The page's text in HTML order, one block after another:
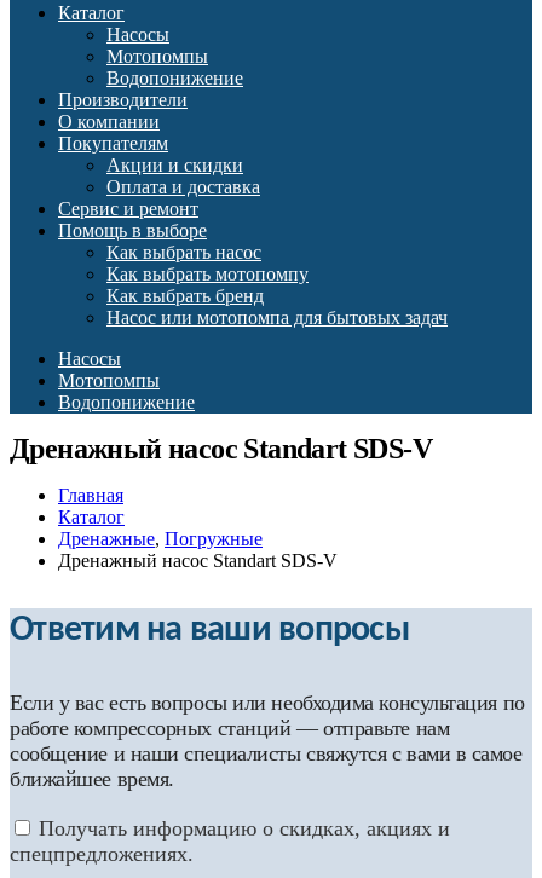
Каталог
Насосы
Мотопомпы
Водопонижение
Производители
О компании
Покупателям
Акции и скидки
Оплата и доставка
Сервис и ремонт
Помощь в выборе
Как выбрать насос
Как выбрать мотопомпу
Как выбрать бренд
Насос или мотопомпа для бытовых задач
Насосы
Мотопомпы
Водопонижение
Дренажный насос Standart SDS-V
Главная
Каталог
Дренажные, Погружные
Дренажный насос Standart SDS-V
Ответим на ваши вопросы
Если у вас есть вопросы или необходима консультация по
работе компрессорных станций — отправьте нам
сообщение и наши специалисты свяжутся с вами в самое
ближайшее время.
Получать информацию о скидках, акциях и
спецпредложениях.